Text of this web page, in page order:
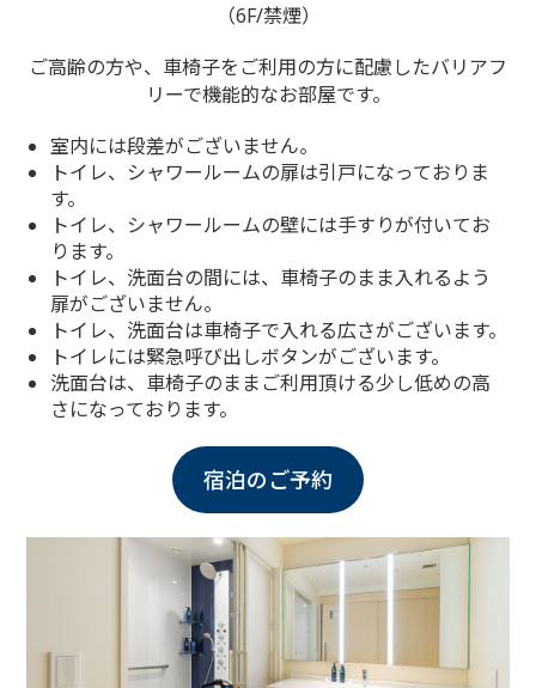
（6F/禁煙）
ご高齢の方や、車椅子をご利用の方に配慮したバリアフ
リーで機能的なお部屋です。
室内には段差がございません。
トイレ、シャワールームの扉は引戸になっておりま
す。
トイレ、シャワールームの壁には手すりが付いてお
ります。
トイレ、洗面台の間には、車椅子のまま入れるよう
扉がございません。
トイレ、洗面台は車椅子で入れる広さがございます。
トイレには緊急呼び出しボタンがございます。
洗面台は、車椅子のままご利用頂ける少し低めの高
さになっております。
宿泊のご予約